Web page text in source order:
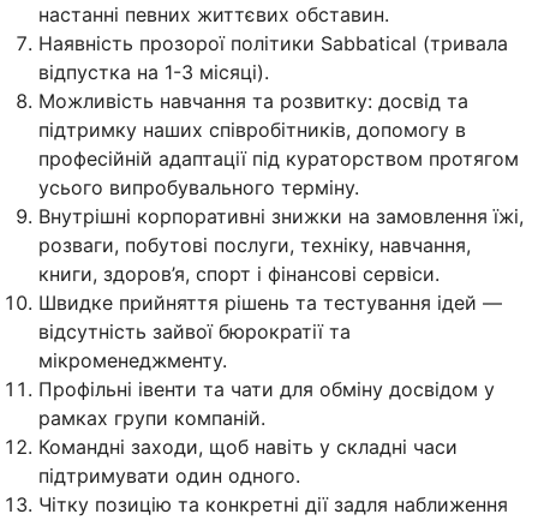
настанні певних життєвих обставин.
Наявність прозорої політики Sabbatical (тривала
відпустка на 1-3 місяці).
Можливість навчання та розвитку: досвід та
підтримку наших співробітників, допомогу в
професійній адаптації під кураторством протягом
усього випробувального терміну.
Внутрішні корпоративні знижки на замовлення їжі,
розваги, побутові послуги, техніку, навчання,
книги, здоров’я, спорт і фінансові сервіси.
Швидке прийняття рішень та тестування ідей —
відсутність зайвої бюрократії та
мікроменеджменту.
Профільні івенти та чати для обміну досвідом у
рамках групи компаній.
Командні заходи, щоб навіть у складні часи
підтримувати один одного.
Чітку позицію та конкретні дії задля наближення